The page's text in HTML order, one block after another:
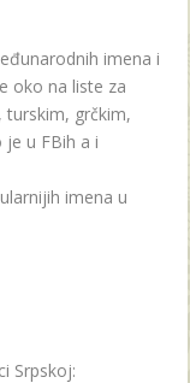
imena i
oko na liste za
turskim, grčkim,
u FBih a i
imena u
Srpskoj: